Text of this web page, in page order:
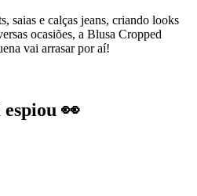
saias e calças jeans, criando looks
ocasiões, a Blusa Cropped
vai arrasar por aí!
espiou 👀